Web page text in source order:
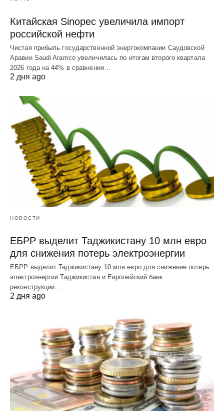
Китайская Sinopec увеличила импорт
российской нефти
Чистая прибыль государственной энергокомпании Саудовской
Аравии Saudi Aramco увеличилась по итогам второго квартала
2026 года на 44% в сравнении…
2 дня ago
НОВОСТИ
ЕБРР выделит Таджикистану 10 млн евро
для снижения потерь электроэнергии
ЕБРР выделит Таджикистану 10 млн евро для снижение потерь
электроэнергии Таджикистан и Европейский банк
реконструкции…
2 дня ago